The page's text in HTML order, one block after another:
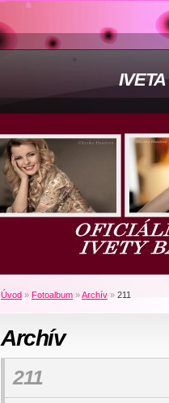
Úvod » Fotoalbum »Archív » 211
Archív
211